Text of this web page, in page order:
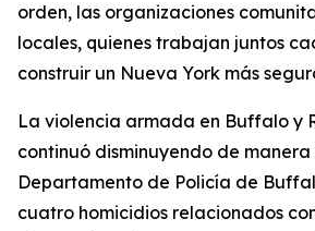
orden, las organizaciones
locales, quienes trabajan juntos
construir un Nueva York más
La violencia armada en Buffalo y
continuó disminuyendo de
Departamento de Policía de
cuatro homicidios relacionados